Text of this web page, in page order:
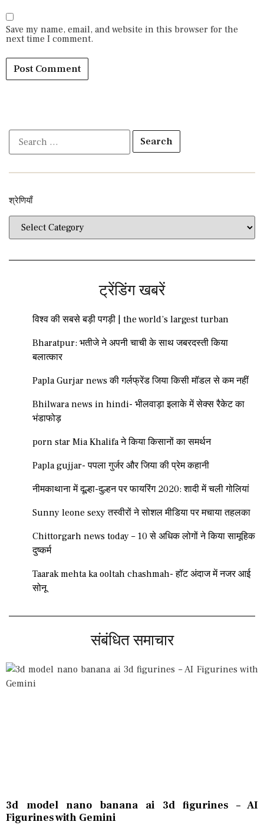
Save my name, email, and website in this browser for the
next time I comment.
श्रेणियाँ​​
ट्रेंडिंग खबरें
विश्व की सबसे बड़ी पगड़ी | the world’s largest turban
Bharatpur: भतीजे ने अपनी चाची के साथ जबरदस्ती किया
बलात्कार
Papla Gurjar news की गर्लफ्रेंड जिया किसी मॉडल से कम नहीं
Bhilwara news in hindi- भीलवाड़ा इलाके में सेक्स रैकेट का
भंडाफोड़
porn star Mia Khalifa ने किया किसानों का समर्थन
Papla gujjar- पपला गुर्जर और जिया की प्रेम कहानी
नीमकाथाना में दूल्हा-दुल्हन पर फायरिंग 2020: शादी में चली गोलियां
Sunny leone sexy तस्वीरों ने सोशल मीडिया पर मचाया तहलका
Chittorgarh news today – 10 से अधिक लोगों ने किया सामूहिक
दुष्कर्म
Taarak mehta ka ooltah chashmah- हॉट अंदाज में नजर आई
सोनू
संबंधित समाचार
3d model nano banana ai 3d figurines – AI
Figurines with Gemini